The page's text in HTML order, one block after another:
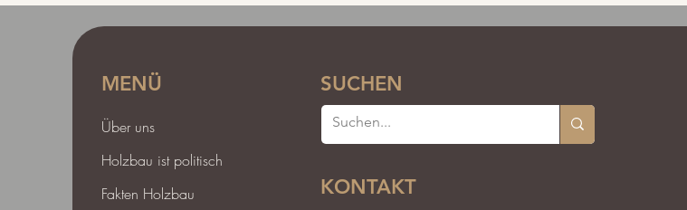
MENÜ
Über uns
Holzbau ist politisch
Fakten Holzbau
SUCHEN
KONTAKT